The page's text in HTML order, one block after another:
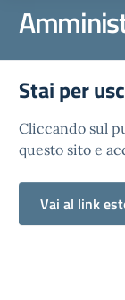
Stai per
Cliccando sul
questo sito e
Vai al link